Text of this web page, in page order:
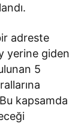
adreste
yerine giden
5
kapsamda